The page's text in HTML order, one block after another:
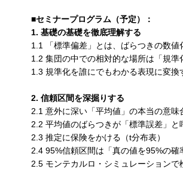
■セミナープログラム（予定）：
1. 基礎の基礎を徹底理解する
1.1 「標準偏差」とは、ばらつきの数値
1.2 集団の中での相対的な場所は「規準
1.3 規準化を誰にでもわかる表現に変
2. 信頼区間を深掘りする
2.1 意外に深い「平均値」の本当の意味
2.2 平均値のばらつきが「標準誤差」と
2.3 推定に保険をかける（t分布表）
2.4 95%信頼区間は「真の値を95%の
2.5 モンテカルロ・シミュレーションで